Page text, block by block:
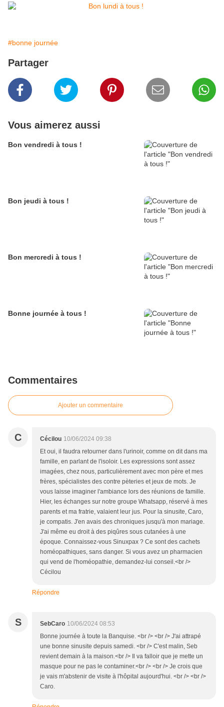
#bonne journée
Partager
Vous aimerez aussi
Bon vendredi à tous !
Bon jeudi à tous !
Bon mercredi à tous !
Bonne journée à tous !
Commentaires
Ajouter un commentaire
C Cécilou 10/06/2024 09:38
Et oui, il faudra retourner dans l'urinoir, comme on dit dans ma
famille, en parlant de l'isoloir. Les expressions sont assez
imagées, chez nous, particulièrement avec mon père et mes
frères, spécialistes des contre pèteries et jeux de mots. Je
vous laisse imaginer l'ambiance lors des réunions de famille.
Hier, les échanges sur notre groupe Whatsapp, réservé à mes
parents et ma fratrie, valaient leur jus. Pour la sinusite, Caro,
je compatis. J'en avais des chroniques jusqu'à mon mariage.
J'ai même eu droit à des piqûres sous cutanées à une
époque. Connaissez-vous Sinuxpax ? Ce sont des cachets
homéopathiques, sans danger. Si vous avez un pharmacien
qui vend de l'homéopathie, demandez-lui conseil.<br />
Cécilou
Répondre
S SebCaro 10/06/2024 08:53
Bonne journée à toute la Banquise. <br /> <br /> J'ai attrapé
une bonne sinusite depuis samedi. <br /> C'est malin, Seb
revient demain à la maison.<br /> Il va falloir que je mette un
masque pour ne pas le contaminer.<br /> <br /> Je crois que
je vais m'abstenir de visite à l'hôpital aujourd'hui. <br /> <br />
Caro.